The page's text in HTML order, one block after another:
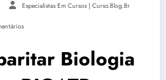
Especialistas Em Cursos | Curso.blog.br
Biologia